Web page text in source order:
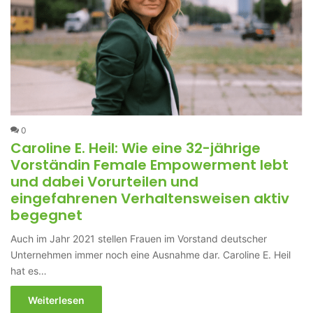
0
Caroline E. Heil: Wie eine 32-jährige
Vorständin Female Empowerment lebt
und dabei Vorurteilen und
eingefahrenen Verhaltensweisen aktiv
begegnet
Auch im Jahr 2021 stellen Frauen im Vorstand deutscher
Unternehmen immer noch eine Ausnahme dar. Caroline E. Heil
hat es…
Weiterlesen